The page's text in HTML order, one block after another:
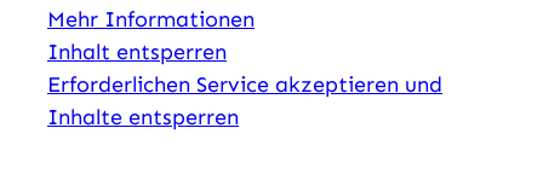
Mehr Informationen
Inhalt entsperren
Erforderlichen Service akzeptieren und
Inhalte entsperren